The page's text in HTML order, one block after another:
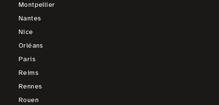
Montpellier
Nantes
Nice
Orléans
Paris
Reims
Rennes
Rouen